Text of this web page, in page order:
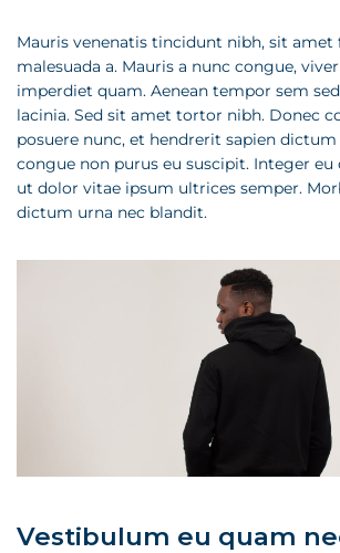
Mauris venenatis tincidunt nibh, sit
malesuada a. Mauris a nunc congue,
imperdiet quam. Aenean tempor sem
lacinia. Sed sit amet tortor nibh. Donec
posuere nunc, et hendrerit sapien
congue non purus eu suscipit. Integer
ut dolor vitae ipsum ultrices semper.
dictum urna nec blandit.
Vestibulum eu quam